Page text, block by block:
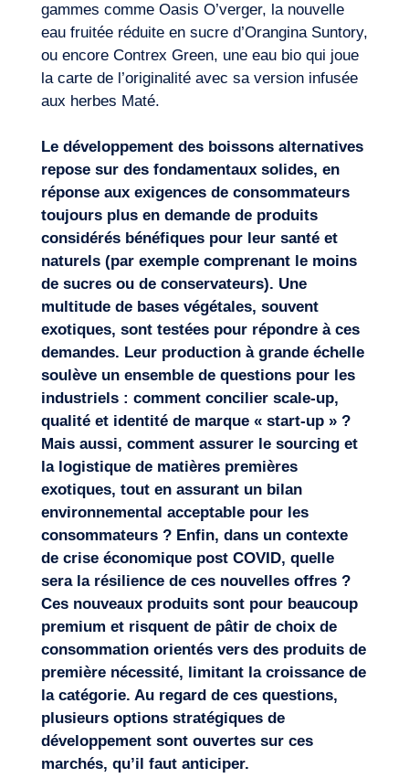
gammes comme Oasis O’verger, la nouvelle
eau fruitée réduite en sucre d’Orangina Suntory,
ou encore Contrex Green, une eau bio qui joue
la carte de l’originalité avec sa version infusée
aux herbes Maté.
Le développement des boissons alternatives
repose sur des fondamentaux solides, en
réponse aux exigences de consommateurs
toujours plus en demande de produits
considérés bénéfiques pour leur santé et
naturels (par exemple comprenant le moins
de sucres ou de conservateurs). Une
multitude de bases végétales, souvent
exotiques, sont testées pour répondre à ces
demandes. Leur production à grande échelle
soulève un ensemble de questions pour les
industriels : comment concilier scale-up,
qualité et identité de marque « start-up » ?
Mais aussi, comment assurer le sourcing et
la logistique de matières premières
exotiques, tout en assurant un bilan
environnemental acceptable pour les
consommateurs ? Enfin, dans un contexte
de crise économique post COVID, quelle
sera la résilience de ces nouvelles offres ?
Ces nouveaux produits sont pour beaucoup
premium et risquent de pâtir de choix de
consommation orientés vers des produits de
première nécessité, limitant la croissance de
la catégorie. Au regard de ces questions,
plusieurs options stratégiques de
développement sont ouvertes sur ces
marchés, qu’il faut anticiper.